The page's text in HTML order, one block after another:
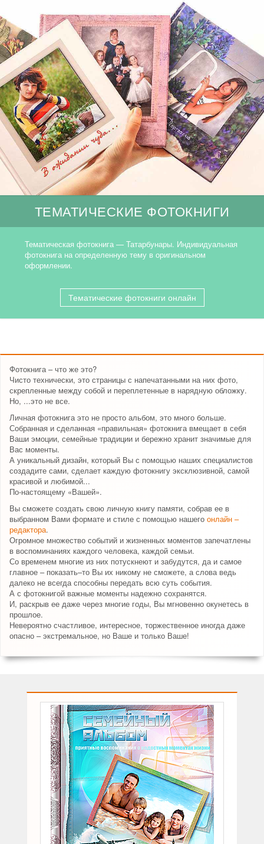
ТЕМАТИЧЕСКИЕ ФОТОКНИГИ
Тематическая фотокнига — Татарбунары. Индивидуальная
фотокнига на определенную тему в оригинальном
оформлении.
Тематические фотокниги онлайн
Фотокнига – что же это?
Чисто технически, это страницы с напечатанными на них фото,
скрепленные между собой и переплетенные в нарядную обложку.
Но, ...это не все.
Личная фотокнига это не просто альбом, это много больше.
Собранная и сделанная «правильная» фотокнига вмещает в себя
Ваши эмоции, семейные традиции и бережно хранит значимые для
Вас моменты.
А уникальный дизайн, который Вы с помощью наших специалистов
создадите сами, сделает каждую фотокнигу эксклюзивной, самой
красивой и любимой...
По-настоящему «Вашей».
Вы сможете создать свою личную книгу памяти, собрав ее в
выбранном Вами формате и стиле с помощью нашего онлайн –
редактора.
Огромное множество событий и жизненных моментов запечатлены
в воспоминаниях каждого человека, каждой семьи.
Со временем многие из них потускнеют и забудутся, да и самое
главное – показать–то Вы их никому не сможете, а слова ведь
далеко не всегда способны передать всю суть события.
А с фотокнигой важные моменты надежно сохранятся.
И, раскрыв ее даже через многие годы, Вы мгновенно окунетесь в
прошлое.
Невероятно счастливое, интересное, торжественное иногда даже
опасно – экстремальное, но Ваше и только Ваше!